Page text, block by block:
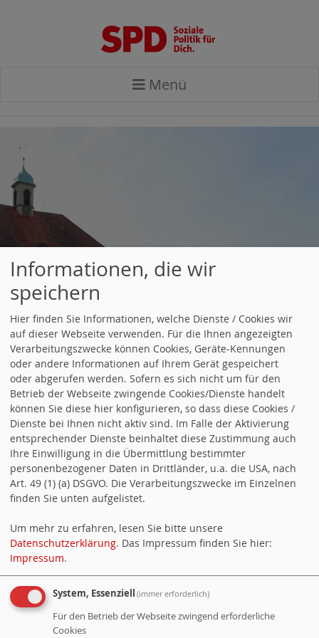
Menü
9999999999: DIE SEITE WURDE
NICHT GEFUNDEN.
Die angefragte Seite ist auf unserem
Server nicht vorhanden. Eventuell sind
die Textabschnitte vorübergehend auf
Informationen, die wir
speichern
Hier finden Sie Informationen, welche Dienste / Cookies wir
auf dieser Webseite verwenden. Für die Ihnen angezeigten
Verarbeitungszwecke können Cookies, Geräte-Kennungen
oder andere Informationen auf Ihrem Gerät gespeichert
oder abgerufen werden. Sofern es sich nicht um für den
Betrieb der Webseite zwingende Cookies/Dienste handelt
können Sie diese hier konfigurieren, so dass diese Cookies /
Dienste bei Ihnen nicht aktiv sind. Im Falle der Aktivierung
entsprechender Dienste beinhaltet diese Zustimmung auch
Ihre Einwilligung in die Übermittlung bestimmter
personenbezogener Daten in Drittländer, u.a. die USA, nach
Art. 49 (1) (a) DSGVO. Die Verarbeitungszwecke im Einzelnen
finden Sie unten aufgelistet.
Um mehr zu erfahren, lesen Sie bitte unsere
Datenschutzerklärung. Das Impressum finden Sie hier:
Impressum.
System, Essenziell (immer erforderlich)
Für den Betrieb der Webseite zwingend erforderliche
Cookies